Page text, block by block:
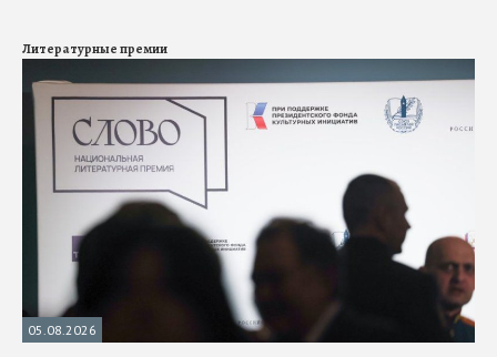
Литературные премии
05.08.2026